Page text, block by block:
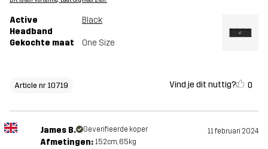
Active
Headband
Black
Gekochte maat One Size
Article nr 10719 Vind je dit nuttig? 0
James B. Geverifieerde koper 11 februari 2024
Afmetingen: 152cm, 65kg